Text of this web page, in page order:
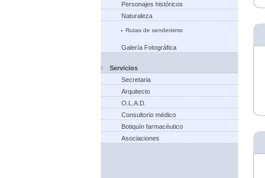
Personajes históricos
Naturaleza
Rutas de senderismo
Galería Fotográfica
Servicios
Secretaria
Arquitecto
O.L.A.D.
Consultorio médico
Botiquín farmacéutico
Asociaciones